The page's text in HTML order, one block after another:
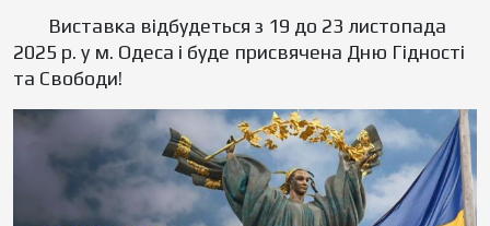
Виставка відбудеться з 19 до 23 листопада
2025 р. у м. Одеса і буде присвячена Дню Гідності
та Свободи!